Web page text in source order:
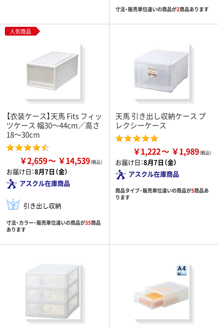
寸法・販売単位違いの商品が2商品あります
人気商品
【衣装ケース】天馬 Fits フィッ
ツケース 幅30～44cm／高さ
18～30cm
￥2,659 ￥14,539
お届け日：8月7日（金）
アスクル在庫商品
引き出し収納
寸法・カラー・販売単位違いの商品が35商品
あります
天馬 引き出し収納ケース プ
レクシーケース
￥1,222 ￥1,989
お届け日：8月7日（金）
アスクル在庫商品
商品タイプ・販売単位違いの商品が5商品あ
ります